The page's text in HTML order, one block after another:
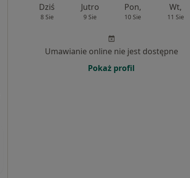
Dziś
8 Sie
Jutro
9 Sie
Pon,
10 Sie
Wt,
11 Sie
Umawianie online nie jest dostępne
Pokaż profil